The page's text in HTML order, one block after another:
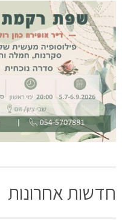
חדשות אחרונות